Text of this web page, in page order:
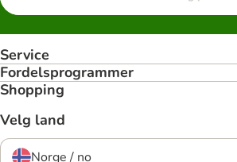
Service
Fordelsprogrammer
Shopping
Velg land
Norge / no